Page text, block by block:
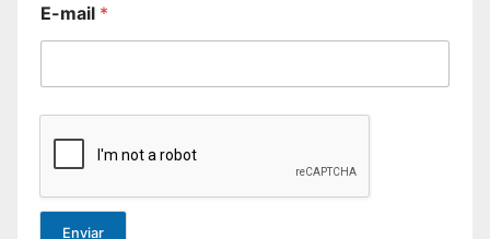
E-mail *
Enviar